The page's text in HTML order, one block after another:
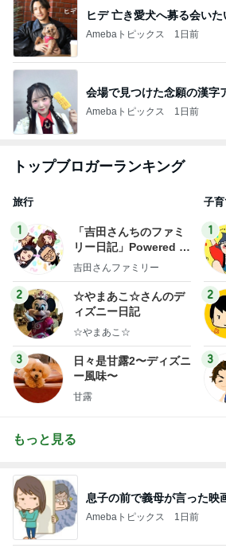
ヒデ 亡き愛犬へ募る会いた
Amebaトピックス 1日前
会場で見つけた念願の漢字
Amebaトピックス 1日前
トップブロガーランキング
旅行
1
「吉田さんちのファミ
リー日記」Powered b
y Ameba 吉田さんファ
ログ
吉田さんファミリー
2
☆やまあこ☆さんのデ
ィズニー日記
☆やまあこ☆
3
日々是甘露2〜ディズニ
ー風味〜
甘露
子育
1
2
3
もっと見る
息子の前で義母が言った映
Amebaトピックス 1日前